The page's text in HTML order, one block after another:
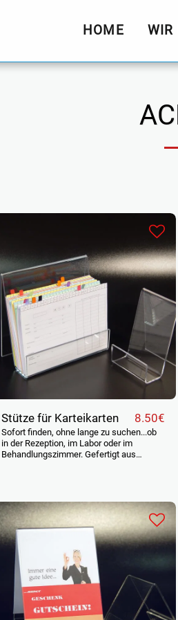
HOME WIR
Stütze für Karteikarten 8.50€
Sofort finden, ohne lange zu suchen...ob
in der Rezeption, im Labor oder im
Behandlungszimmer. Gefertigt aus
DL hoch oder DIN A6 (10,5 cm breit) Und
in jedem Fall sicher verpackt, damit es
problemlos bei Ihnen ankommt... Preis
netto zuzgl. gesetzlicher Mehrwertsteuer